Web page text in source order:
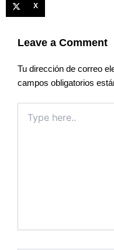
X
Leave a Comment
Tu dirección de correo
campos obligatorios
here..